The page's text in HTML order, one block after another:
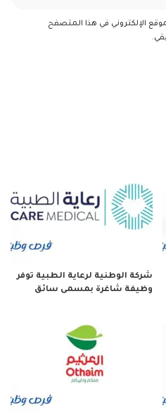
الإلكتروني في هذا المتصفح
شركة الوطنية لرعاية الطبية توفر
وظيفة شاغرة بمسمى سائق